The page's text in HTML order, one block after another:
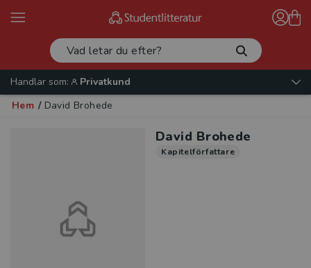
Handlar som:
Privatkund
Hem / David Brohede
David Brohede
Kapitelförfattare